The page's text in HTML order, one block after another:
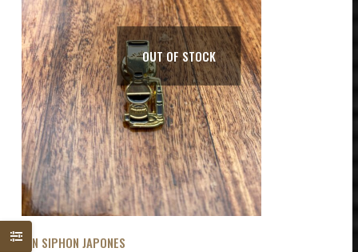
OUT OF STOCK
PIN SIPHON JAPONES
BENEFICIO NATURAL
55,000 - $88,000Rango
de
precios:
desde
$55,000
hasta
$88,000
OPCIONES
Este
producto
tiene
múltiples
variantes.
Las
opciones
se
KIT PREMIUM EXOTIC
$341,000
AÑADIR AL CARRITO